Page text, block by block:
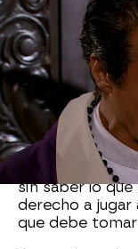
Damián dice
más y el padre
infancia no se
que está muy
eso se ofendió
por la
nada más por
Además, si
por supuesto
sin saber lo
derecho a jugar
que debe